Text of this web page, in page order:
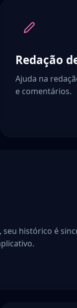
Redação
Ajuda na
e comentários.
, seu histórico é